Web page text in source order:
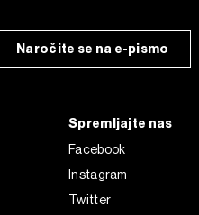
Naročite se na e-pismo
Spremljajte nas
Facebook
Instagram
Twitter